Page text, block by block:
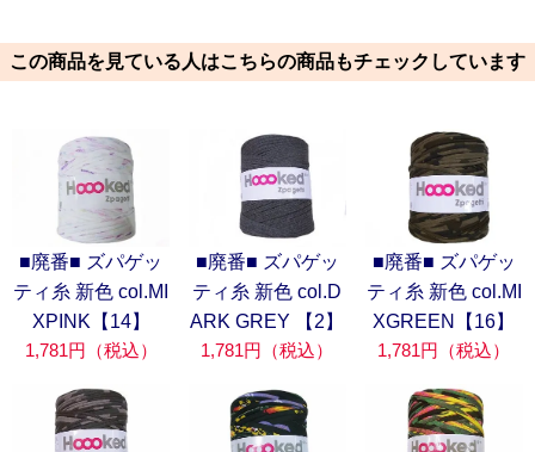
この商品を見ている人はこちらの商品もチェックしています
■廃番■ ズパゲッ
ティ糸 新色 col.MI
XPINK【14】
1,781円（税込）
■廃番■ ズパゲッ
ティ糸 新色 col.D
ARK GREY 【2】
1,781円（税込）
■廃番■ ズパゲッ
ティ糸 新色 col.MI
XGREEN【16】
1,781円（税込）